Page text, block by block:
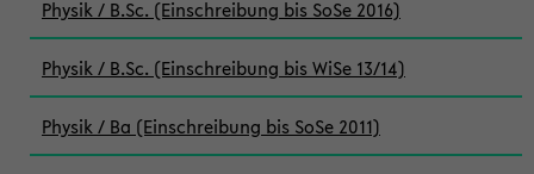
Physik / B.Sc. (Einschreibung bis SoSe 2016)
Physik / B.Sc. (Einschreibung bis WiSe 13/14)
Physik / Ba (Einschreibung bis SoSe 2011)